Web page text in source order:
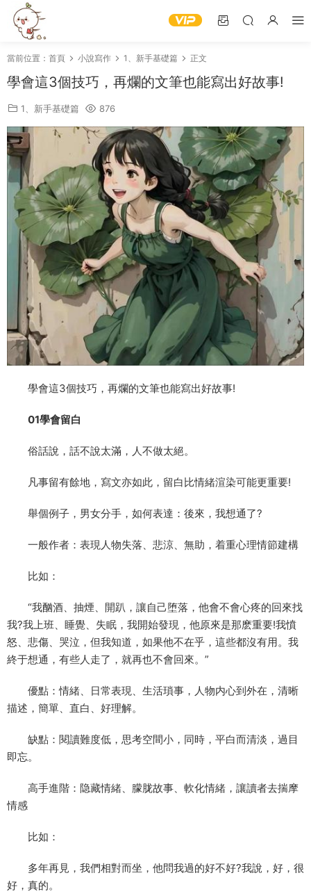
當前位置： 首頁 小說寫作 1、新手基礎篇 正文
學會這3個技巧，再爛的文筆也能寫出好故事!
1、新手基礎篇 876
學會這3個技巧，再爛的文筆也能寫出好故事!
01學會留白
俗話說，話不說太滿，人不做太絕。
凡事留有餘地，寫文亦如此，留白比情緒渲染可能更重要!
舉個例子，男女分手，如何表達：後來，我想通了?
一般作者：表現人物失落、悲涼、無助，着重心理情節建構
比如：
“我酗酒、抽煙、開趴，讓自己堕落，他會不會心疼的回來找
我?我上班、睡覺、失眠，我開始發現，他原來是那麽重要!我憤
怒、悲傷、哭泣，但我知道，如果他不在乎，這些都沒有用。我
終于想通，有些人走了，就再也不會回來。”
優點：情緒、日常表現、生活瑣事，人物内心到外在，清晰
描述，簡單、直白、好理解。
缺點：閱讀難度低，思考空間小，同時，平白而清淡，過目
即忘。
高手進階：隐藏情緒、朦胧故事、軟化情緒，讓讀者去揣摩
情感
比如：
多年再見，我們相對而坐，他問我過的好不好?我說，好，很
好，真的。